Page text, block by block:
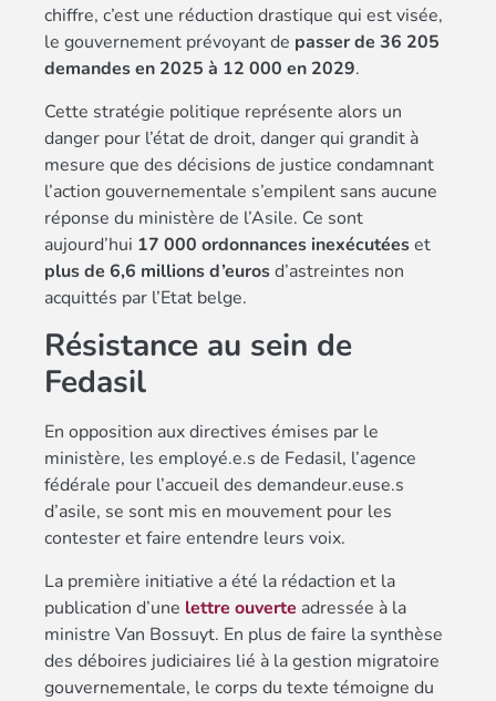
chiffre, c’est une réduction drastique qui est visée,
le gouvernement prévoyant de passer de 36 205
demandes en 2025 à 12 000 en 2029.
Cette stratégie politique représente alors un
danger pour l’état de droit, danger qui grandit à
mesure que des décisions de justice condamnant
l’action gouvernementale s’empilent sans aucune
réponse du ministère de l’Asile. Ce sont
aujourd’hui 17 000 ordonnances inexécutéeset
plus de 6,6 millions d’eurosd’astreintes non
acquittés par l’Etat belge.
Résistance au sein de
Fedasil
En opposition aux directives émises par le
ministère, les employé.e.s de Fedasil, l’agence
fédérale pour l’accueil des demandeur.euse.s
d’asile, se sont mis en mouvement pour les
contester et faire entendre leurs voix.
La première initiative a été la rédaction et la
publication d’une lettre ouverte adressée à la
ministre Van Bossuyt. En plus de faire la synthèse
des déboires judiciaires lié à la gestion migratoire
gouvernementale, le corps du texte témoigne du